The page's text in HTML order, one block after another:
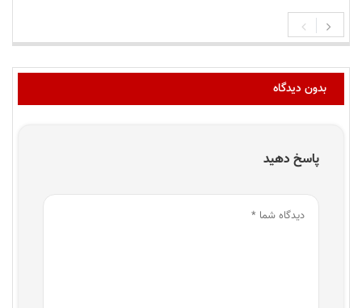
بدون دیدگاه
پاسخ دهید